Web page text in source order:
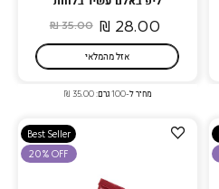
28.00 ₪
35.00 ₪
אזל מהמלאי
מחיר ל-100 גרם: 35.00 ₪
הוספה
Best Seller
20% OFF